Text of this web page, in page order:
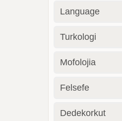
Language
Turkologi
Mofolojia
Felsefe
Dedekorkut